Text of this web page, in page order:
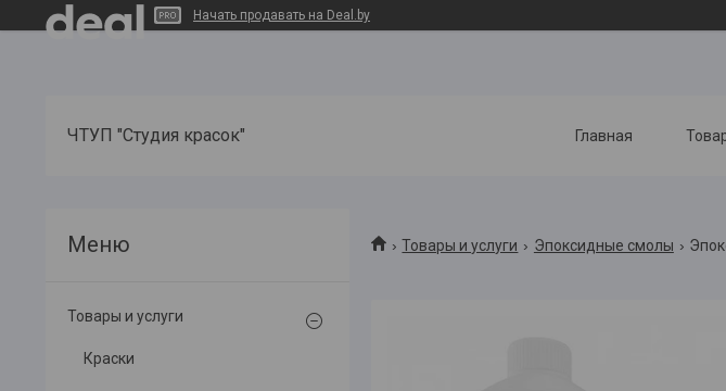
Начать продавать на Deal.by
ЧТУП "Студия красок" Главная
Товары и услуги Эпоксидные смолы
Товары и услуги
Краски